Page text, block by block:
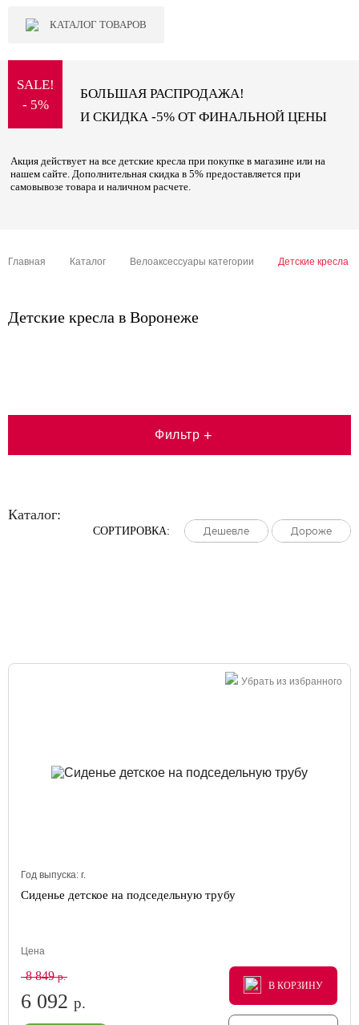
КАТАЛОГ ТОВАРОВ
SALE!
- 5%
БОЛЬШАЯ РАСПРОДАЖА!
И СКИДКА -5% ОТ ФИНАЛЬНОЙ ЦЕНЫ
Акция действует на все детские кресла при покупке в магазине или на
нашем сайте. Дополнительная скидка в 5% предоставляется при
самовывозе товара и наличном расчете.
Главная Каталог Велоаксессуары категории Детские кресла
Детские кресла в Воронеже
Фильтр +
Каталог:
СОРТИРОВКА: Дешевле
Дешевле
Дешевле Дороже
Дороже
Дороже
Убрать из избранного
Год выпуска: г.
Сиденье детское на подседельную трубу
Цена
8 849р.
6 092 р.
В КОРЗИНУ
В КОРЗИНУ
В КОРЗИНУ